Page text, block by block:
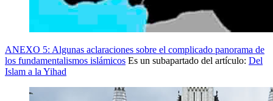
ANEXO 5: Algunas aclaraciones sobre el complicado panorama de
los fundamentalismos islámicos Es un subapartado del artículo: Del
Islam a la Yihad